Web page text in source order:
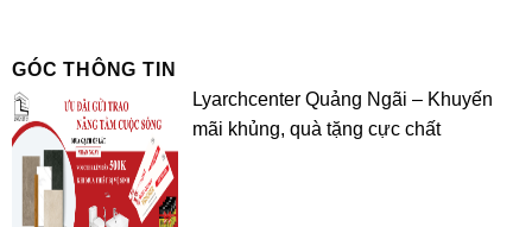
GÓC THÔNG TIN
Lyarchcenter Quảng Ngãi – Khuyến
mãi khủng, quà tặng cực chất